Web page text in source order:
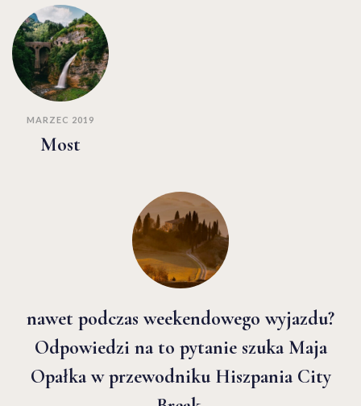
MARZEC 2019
Most
nawet podczas weekendowego wyjazdu?
Odpowiedzi na to pytanie szuka Maja
Opałka w przewodniku Hiszpania City